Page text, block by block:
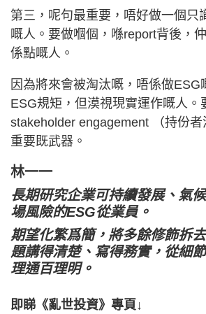
第三，呢句最重要，唔好做一個只
嘅人。要做嗰個，喺report背後，
係點嘅人。
因為將來會被淘汰嘅，唔係做ESG
ESG規矩，但漠視現實運作嘅人。
stakeholder engagement （持份
重要既武器。
林一一
長期研究企業可持續發展、氣
場風險的ESG從業員。
期望化繁爲簡，將多餘修飾拆
題講得清楚、寫得務實，從細
理通百理明。
即睇《亂世投資》專頁↓